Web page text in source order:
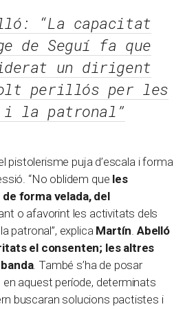
“La capacitat
de Seguí fa que
un dirigent
perillós per les
la patronal”
pistolerisme puja d’escala i forma
“No oblidem que les
forma velada, del
o afavorint les activitats dels
patronal”, explica Martín. Abelló
el consenten; les altres
. També s’ha de posar
aquest període, determinats
buscaran solucions pactistes i